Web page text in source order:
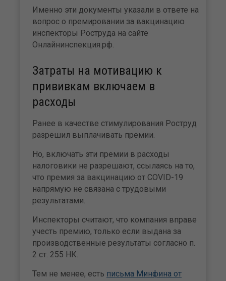
Именно эти документы указали в ответе на
вопрос о премировании за вакцинацию
инспекторы Роструда на сайте
Онлайнинспекция.рф.
Затраты на мотивацию к
прививкам включаем в
расходы
Ранее в качестве стимулирования Роструд
разрешил выплачивать премии.
Но, включать эти премии в расходы
налоговики не разрешают, ссылаясь на то,
что премия за вакцинацию от COVID-19
напрямую не связана с трудовыми
результатами.
Инспекторы считают, что компания вправе
учесть премию, только если выдана за
производственные результаты согласно п.
2 ст. 255 НК.
Тем не менее, есть письма Минфина от